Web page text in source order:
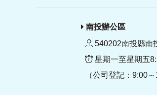
南投辦公區
540202南投縣南
星期一至星期五
（公司登記：9:00